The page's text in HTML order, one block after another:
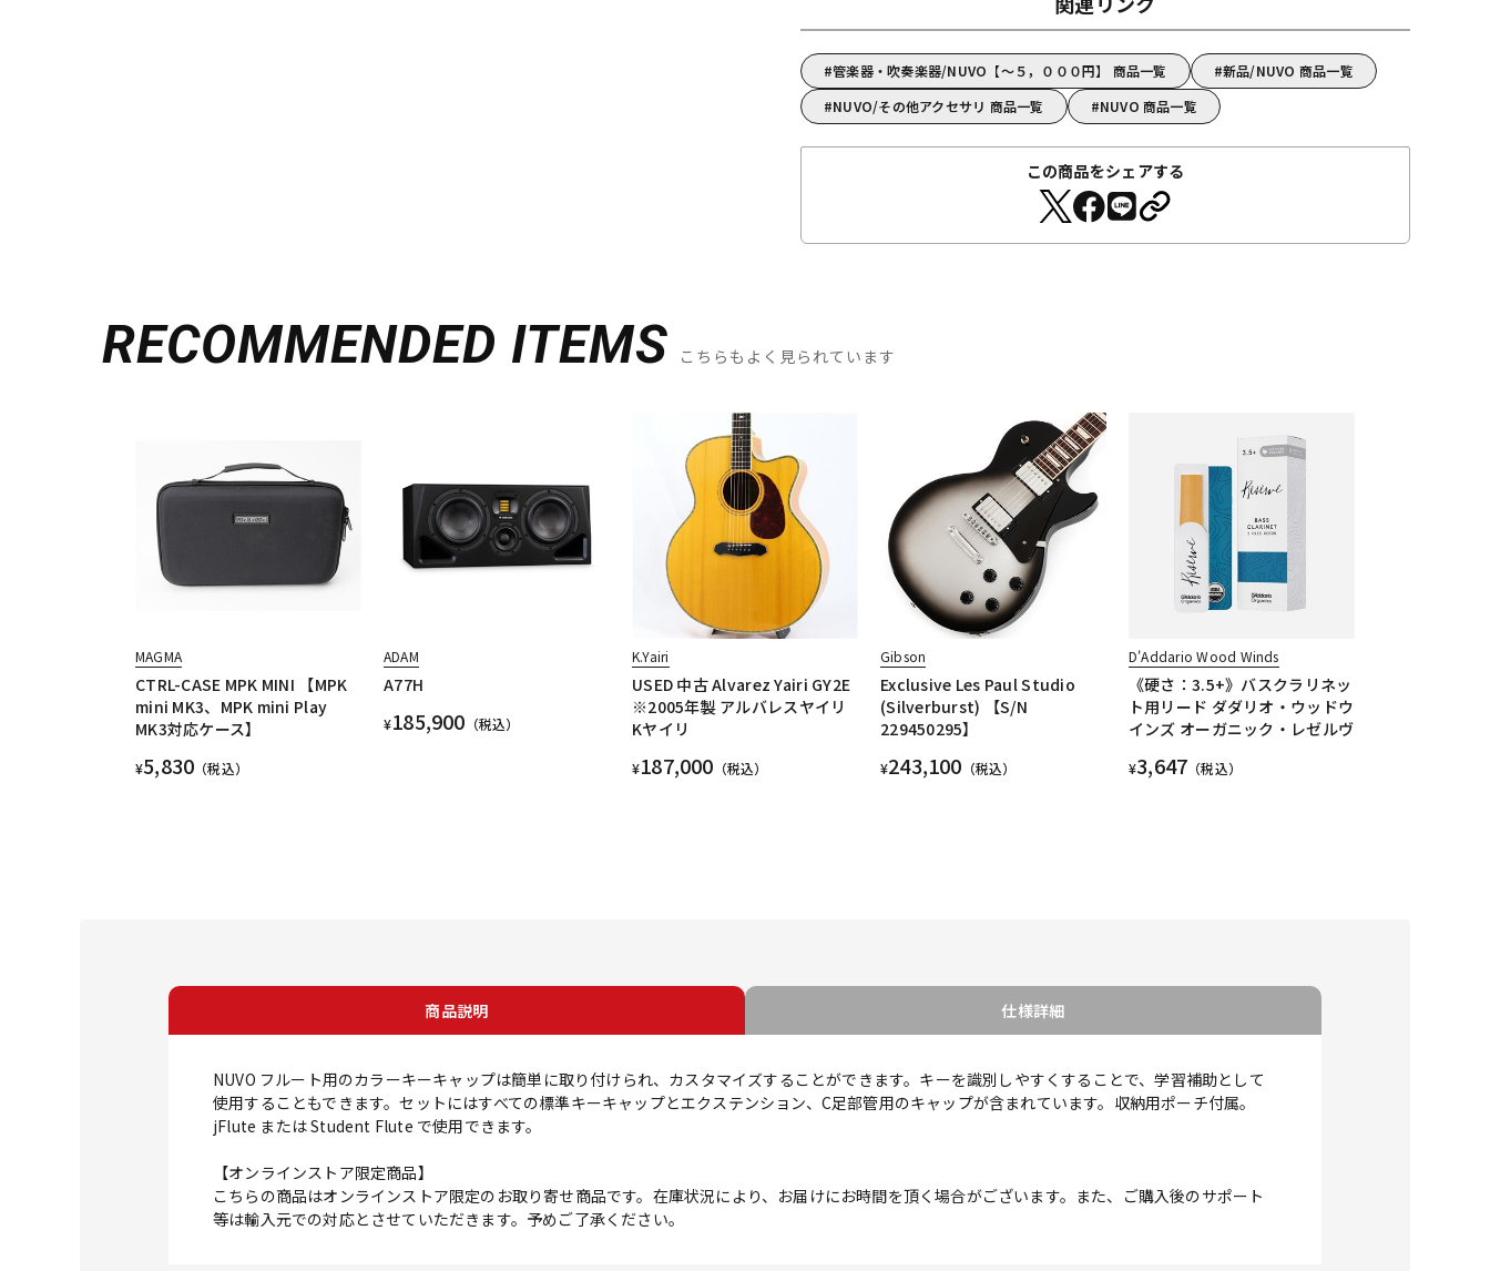
管楽器・吹奏楽器/NUVO【～５，０００円】 商品一覧
新品/NUVO 商品一覧
NUVO/その他アクセサリ 商品一覧
NUVO 商品一覧
この商品をシェアする
RECOMMENDED ITEMS こちらもよく見られています
MAGMA
CTRL-CASE MPK MINI 【MPK
mini MK3、MPK mini Play
MK3対応ケース】
¥5,830 （税込）
ADAM
A77H
¥185,900 （税込）
K.Yairi
USED 中古 Alvarez Yairi GY2E
※2005年製 アルバレスヤイリ
Kヤイリ
¥187,000 （税込）
Gibson
Exclusive Les Paul Studio
(Silverburst) 【S/N
229450295】
¥243,100 （税込）
D'Addario Wood Winds
《硬さ：3.5+》バスクラリネッ
ト用リード ダダリオ・ウッドウ
インズ オーガニック・レゼルヴ
¥3,647 （税込）
商品説明 仕様詳細
NUVO フルート用のカラーキーキャップは簡単に取り付けられ、カスタマイズすることができます。キーを識別しやすくすることで、学習補助として
使用することもできます。セットにはすべての標準キーキャップとエクステンション、C足部管用のキャップが含まれています。収納用ポーチ付属。
jFlute または Student Flute で使用できます。
【オンラインストア限定商品】
こちらの商品はオンラインストア限定のお取り寄せ商品です。在庫状況により、お届けにお時間を頂く場合がございます。また、ご購入後のサポート
等は輸入元での対応とさせていただきます。予めご了承ください。